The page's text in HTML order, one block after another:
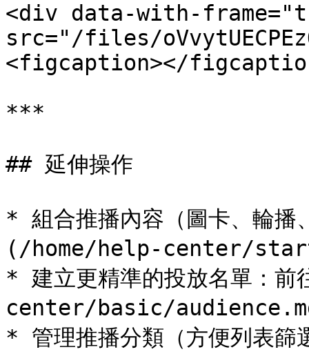
<div data-with-
src="/files/
<figcaption></
***
## 延伸操作
* 組合推播內容（圖卡、輪
(/home/help-center/
* 建立更精準的投放名單：
center/basic/
* 管理推播分類（方便列表